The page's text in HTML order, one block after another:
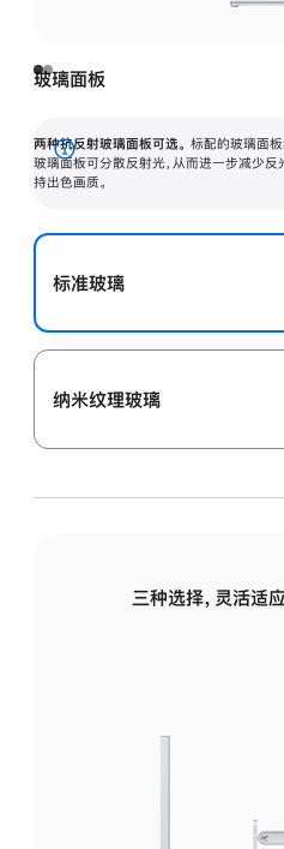
玻璃面板
两种抗反射玻璃面板可选。 标配的玻璃面板
玻璃面板可分散反射光，从而进一步减少
持出色画质。
展
开
标准玻璃
纳米纹理玻璃
三种选择，灵活适